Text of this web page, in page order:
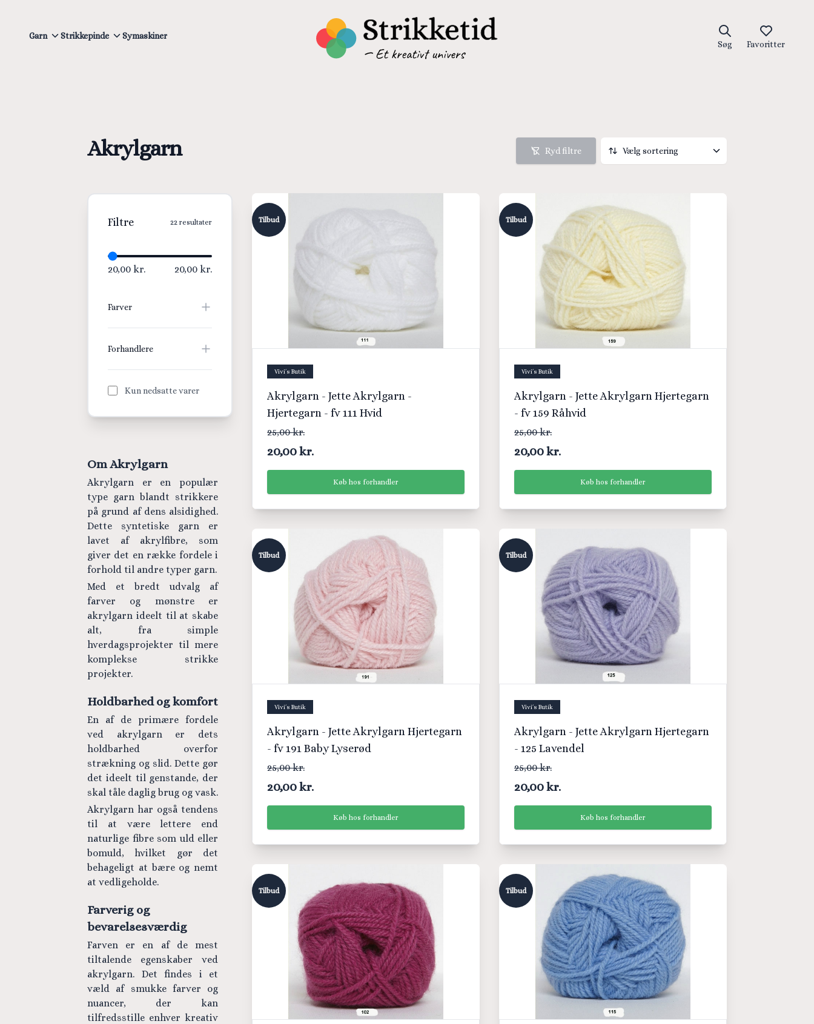
Garn Strikkepinde
Symaskiner
Søg
Favoritter
Akrylgarn Ryd filtre Vælg sortering
Pris lav til høj
Titel, A-Z
Titel, Z-A
Filtre 22 resultater
20,00 kr. 20,00 kr.
Farver
Forhandlere
Kun nedsatte varer
Om Akrylgarn
Akrylgarn er en populær
type garn blandt strikkere
på grund af dens alsidighed.
Dette syntetiske garn er
lavet af akrylfibre, som
giver det en række fordele i
forhold til andre typer garn.
Med et bredt udvalg af
farver og mønstre er
akrylgarn ideelt til at skabe
alt, fra simple
hverdagsprojekter til mere
komplekse strikke
projekter.
Holdbarhed og komfort
En af de primære fordele
ved akrylgarn er dets
holdbarhed overfor
strækning og slid. Dette gør
det ideelt til genstande, der
skal tåle daglig brug og vask.
Akrylgarn har også tendens
til at være lettere end
naturlige fibre som uld eller
bomuld, hvilket gør det
behageligt at bære og nemt
at vedligeholde.
Farverig og
bevarelsesværdig
Farven er en af de mest
tiltalende egenskaber ved
akrylgarn. Det findes i et
væld af smukke farver og
nuancer, der kan
tilfredsstille enhver kreativ
Tilbud
Vivi´s Butik
Akrylgarn - Jette Akrylgarn -
Hjertegarn - fv 111 Hvid
25,00 kr.
20,00 kr.
Køb hos forhandler
Tilbud
Vivi´s Butik
Akrylgarn - Jette Akrylgarn Hjertegarn
- fv 159 Råhvid
25,00 kr.
20,00 kr.
Køb hos forhandler
Tilbud
Vivi´s Butik
Akrylgarn - Jette Akrylgarn Hjertegarn
- fv 191 Baby Lyserød
25,00 kr.
20,00 kr.
Køb hos forhandler
Tilbud
Vivi´s Butik
Akrylgarn - Jette Akrylgarn Hjertegarn
- 125 Lavendel
25,00 kr.
20,00 kr.
Køb hos forhandler
Tilbud Tilbud